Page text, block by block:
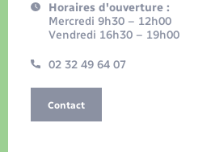
Horaires d'ouverture :
Mercredi 9h30 – 12h00
Vendredi 16h30 – 19h00
02 32 49 64 07
Contact